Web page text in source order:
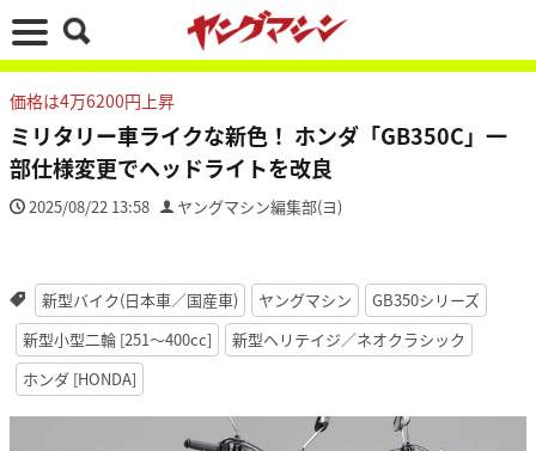
価格は4万6200円上昇
ミリタリー車ライクな新色！ ホンダ「GB350C」一
部仕様変更でヘッドライトを改良
2025/08/22 13:58 ヤングマシン編集部(ヨ)
新型バイク(日本車／国産車) ヤングマシン
GB350シリーズ
新型小型二輪 [251〜400cc]
新型ヘリテイジ／ネオクラシック
ホンダ [HONDA]